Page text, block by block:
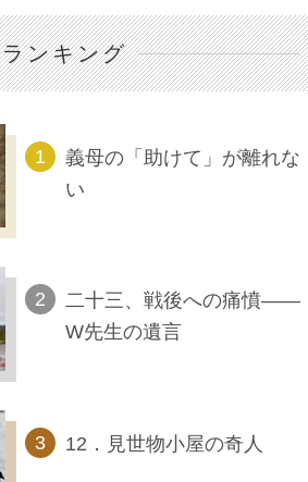
ランキング
義母の「助けて」が離れな
い
二十三、戦後への痛憤――
W先生の遺言
12．見世物小屋の奇人